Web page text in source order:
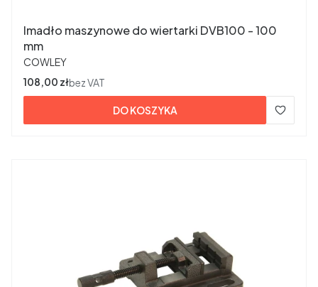
Imadło maszynowe do wiertarki DVB100 - 100
mm
PRODUCENT
COWLEY
Cena
108,00 złbez VAT
DO KOSZYKA